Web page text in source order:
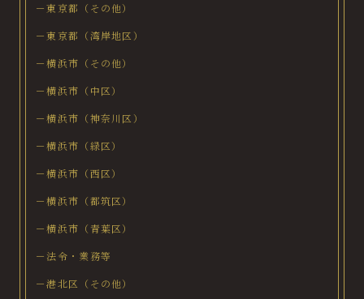
－東京都（その他）
－東京都（湾岸地区）
－横浜市（その他）
－横浜市（中区）
－横浜市（神奈川区）
－横浜市（緑区）
－横浜市（西区）
－横浜市（都筑区）
－横浜市（青葉区）
－法令・業務等
－港北区（その他）